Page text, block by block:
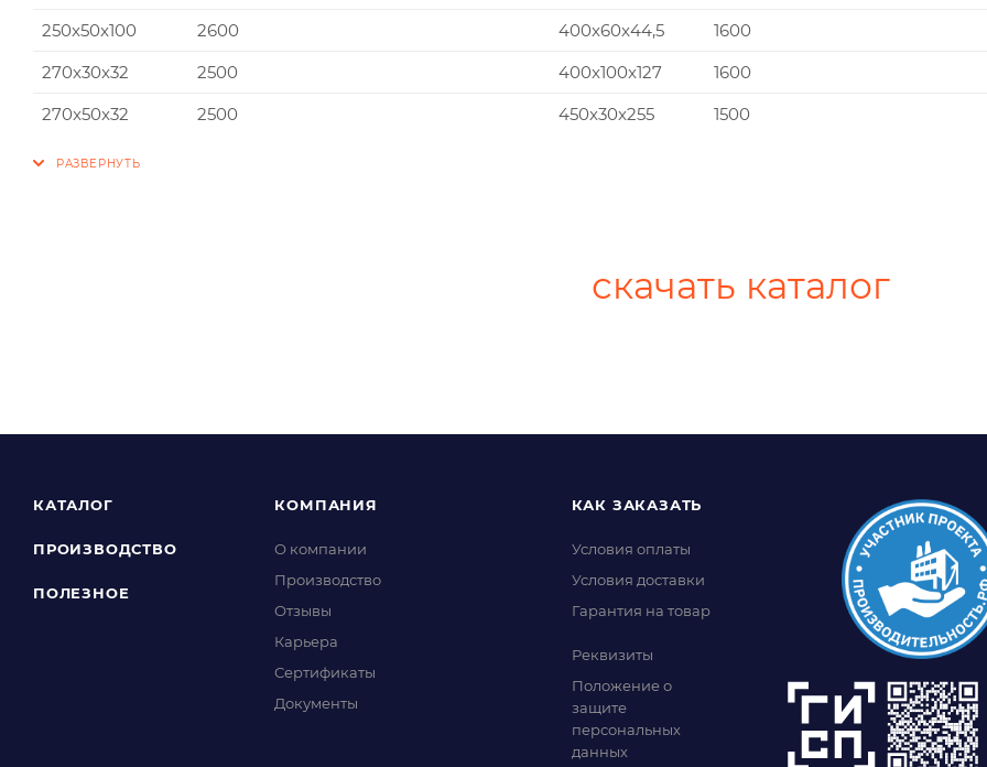
250x50x100
2600 400x60x44,5
1600
270x30x32
2500 400x100x127
1600
270x50x32
2500 450x30x255 1500
скачать каталог
КАТАЛОГ
ПРОИЗВОДСТВО
ПОЛЕЗНОЕ
КОМПАНИЯ
О компании
Производство
Отзывы
Карьера
Сертификаты
Документы
КАК ЗАКАЗАТЬ
Условия оплаты
Условия доставки
Гарантия на товар
Реквизиты
Положение о
защите
персональных
данных